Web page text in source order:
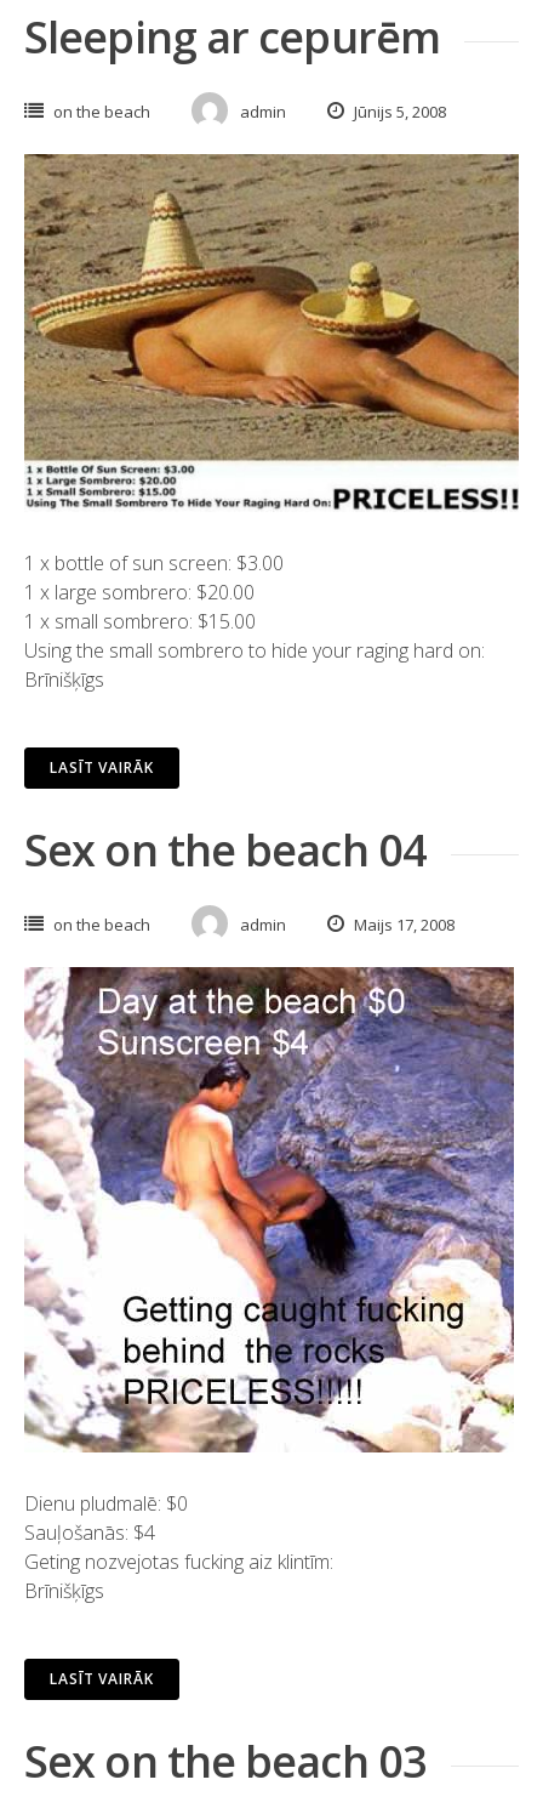
Sleeping ar cepurēm
on the beach admin Jūnijs 5, 2008
1 x bottle of sun screen: $3.00
1 x large sombrero: $20.00
1 x small sombrero: $15.00
Using the small sombrero to hide your raging hard on:
Brīnišķīgs
LASĪT VAIRĀK
Sex on the beach 04
on the beach admin Maijs 17, 2008
Dienu pludmalē: $0
Sauļošanās: $4
Geting nozvejotas fucking aiz klintīm:
Brīnišķīgs
LASĪT VAIRĀK
Sex on the beach 03